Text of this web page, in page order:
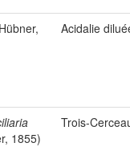
Acidalie
1855)
Trois-